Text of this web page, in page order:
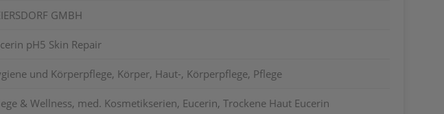
GMBH
pH5 Skin Repair
und Körperpflege, Körper, Haut-, Körperpflege, Pflege
& Wellness, med. Kosmetikserien, Eucerin, Trockene Haut Eucerin